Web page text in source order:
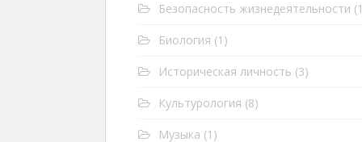
Безопасность жизнедеятельности
Биология (1)
Историческая личность (3)
Культурология (8)
Музыка (1)